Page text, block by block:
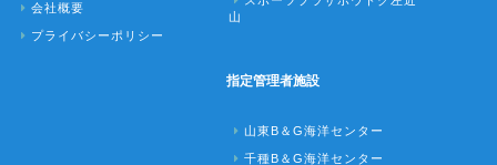
会社概要
プライバシーポリシー
山
指定管理者施設
山東B＆G海洋センター
千種B＆G海洋センター